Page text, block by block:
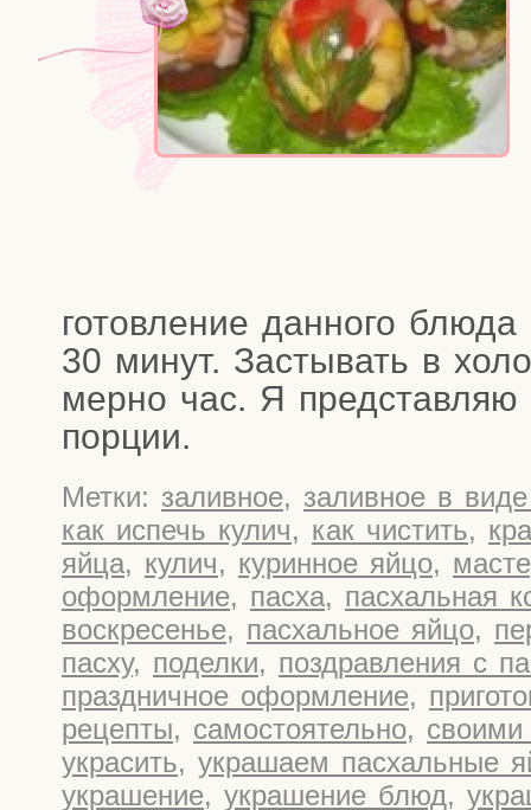
го­тов­ле­ние дан­но­го
30 минут. Засты­вать в
мер­но час. Я
порции.
Метки: заливное, заливное в
как испечь кулич, как чистить,
яйца, кулич, куринное яйцо,
оформление, пасха, пасхальная
воскресенье, пасхальное яйцо,
пасху, поделки, поздравления с
праздничное оформление,
рецепты, самостоятельно,
украсить, украшаем пасхальные
украшение, украшение блюд,